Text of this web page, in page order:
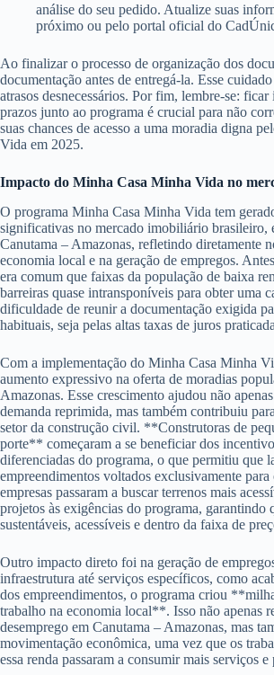
análise do seu pedido. Atualize suas
próximo ou pelo portal oficial do
Ao finalizar o processo de organização dos
documentação antes de entregá-la. Esse
atrasos desnecessários. Por fim, lembre-se:
prazos junto ao programa é crucial para não
suas chances de acesso a uma moradia digna
Vida em 2025.
Impacto do Minha Casa Minha Vida no
O programa Minha Casa Minha Vida tem
significativas no mercado imobiliário brasileiro,
Canutama – Amazonas, refletindo diretamente
economia local e na geração de empregos.
era comum que faixas da população de baixa
barreiras quase intransponíveis para obter uma
dificuldade de reunir a documentação exigida
habituais, seja pelas altas taxas de juros
Com a implementação do Minha Casa Minha
aumento expressivo na oferta de moradias
Amazonas. Esse crescimento ajudou não
demanda reprimida, mas também contribuiu
setor da construção civil. **Construtoras de
porte** começaram a se beneficiar dos
diferenciadas do programa, o que permitiu que
empreendimentos voltados exclusivamente para
empresas passaram a buscar terrenos mais
projetos às exigências do programa, garantindo
sustentáveis, acessíveis e dentro da faixa de
Outro impacto direto foi na geração de
infraestrutura até serviços específicos, como
dos empreendimentos, o programa criou
trabalho na economia local**. Isso não apenas
desemprego em Canutama – Amazonas, mas
movimentação econômica, uma vez que os
essa renda passaram a consumir mais serviços